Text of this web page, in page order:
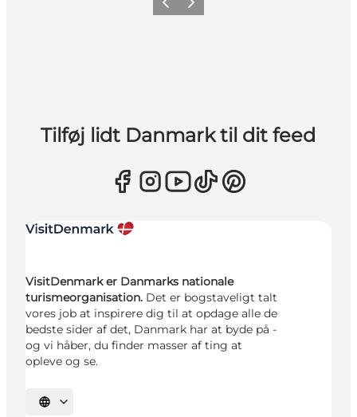
ForrigeNæste
Tilføj lidt Danmark til dit feed
VisitDenmark er Danmarks nationale
turismeorganisation. Det er bogstaveligt talt
vores job at inspirere dig til at opdage alle de
bedste sider af det, Danmark har at byde på -
og vi håber, du finder masser af ting at
opleve og se.
Vælg sprog